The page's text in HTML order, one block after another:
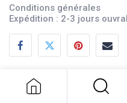
Conditions générales
Expédition : 2-3 jours
Description
Boulons Phil